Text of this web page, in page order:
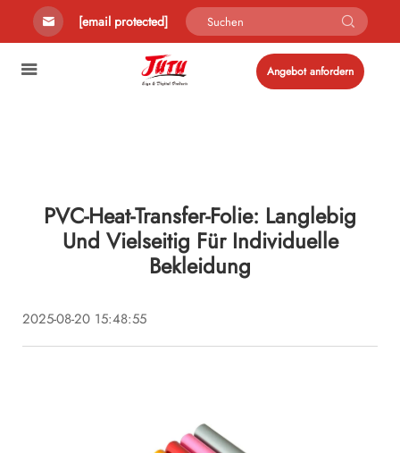
[email protected]
Angebot anfordern
PVC-Heat-Transfer-Folie: Langlebig
Und Vielseitig Für Individuelle
Bekleidung
2025-08-20 15:48:55